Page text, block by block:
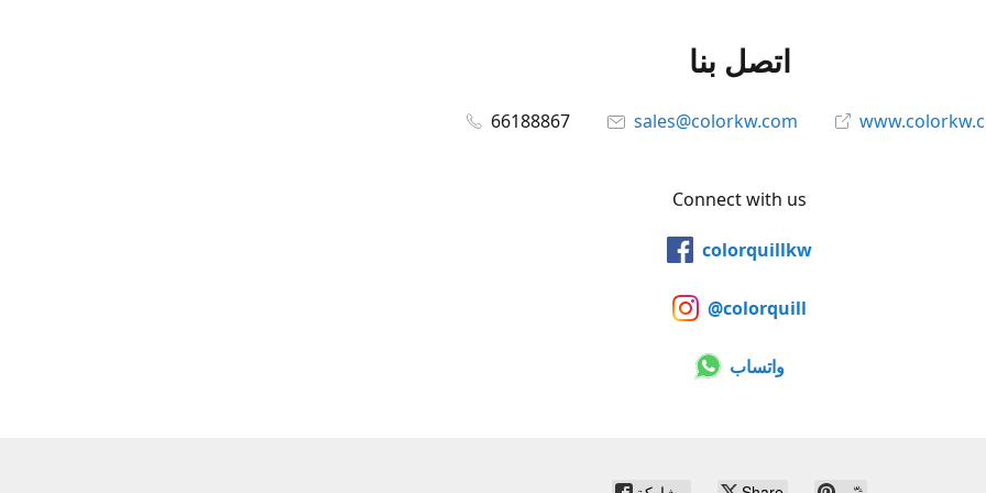
اتصل بنا
66188867 sales@colorkw.com
Connect with us
colorquillkw
@colorquill
واتساب